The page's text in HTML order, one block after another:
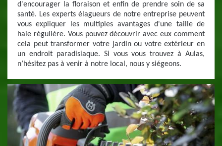
d'encourager la floraison et enfin de prendre soin de sa
santé. Les experts élagueurs de notre entreprise peuvent
vous expliquer les multiples avantages d'une taille de
haie régulière. Vous pouvez découvrir avec eux comment
cela peut transformer votre jardin ou votre extérieur en
un endroit paradisiaque. Si vous vous trouvez à Aulas,
n’hésitez pas à venir à notre local, nous y siégeons.